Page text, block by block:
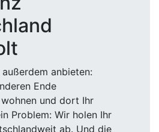
und wo der
kommen und holen
große
Aach bei
in Aach bei Trier